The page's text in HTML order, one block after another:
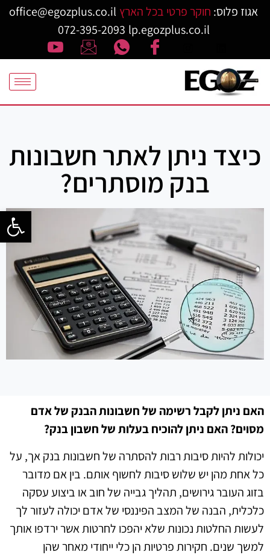
פתח
אגוז פלוס: חוקר פרטי בכל הארץ office@egozplus.co.il
lp.egozplus.co.il
072-395-2093
כיצד ניתן לאתר חשבונות
בנק מוסתרים?
האם ניתן לקבל רשימה של חשבונות הבנק של אדם
מסוים? האם ניתן להוכיח בעלות של חשבון בנק?
יכולות להיות סיבות רבות להסתרה של חשבונות בנק אך, על
כל אחת מהן יש שלוש סיבות לחשוף אותם. בין אם מדובר
בזוג העובר גירושים, תהליך גבייה של חוב או ביצוע עסקה
כלכלית, הבנה של המצב הפיננסי של אדם יכולה לעזור לך
לעשות החלטות נכונות שלא יהפכו לחרטות אשר ירדפו אותך
למשך שנים. חקירות פרטיות הן כלי ייחודי מאחר שהן